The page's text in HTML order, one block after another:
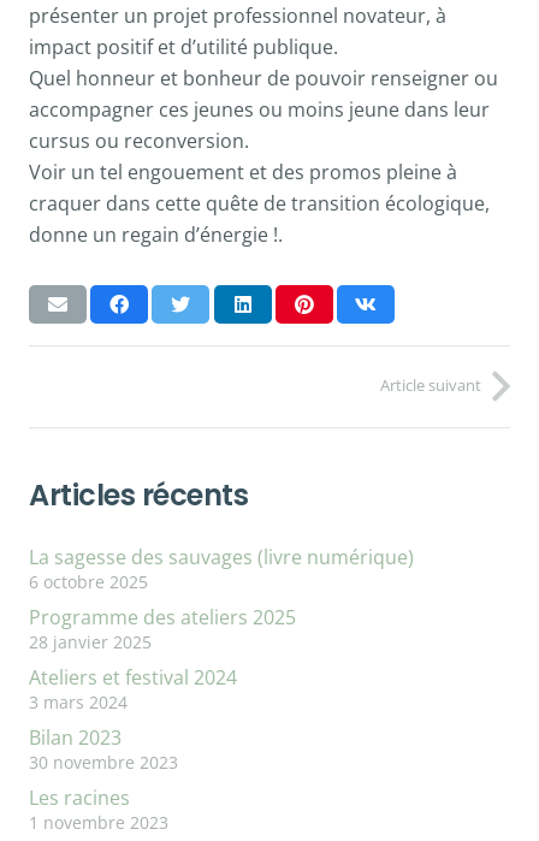
présenter un projet professionnel novateur, à
impact positif et d’utilité publique.
Quel honneur et bonheur de pouvoir renseigner ou
accompagner ces jeunes ou moins jeune dans leur
cursus ou reconversion.
Voir un tel engouement et des promos pleine à
craquer dans cette quête de transition écologique,
donne un regain d’énergie !.
Article suivant
Articles récents
La sagesse des sauvages (livre numérique)
6 octobre 2025
Programme des ateliers 2025
28 janvier 2025
Ateliers et festival 2024
3 mars 2024
Bilan 2023
30 novembre 2023
Les racines
1 novembre 2023